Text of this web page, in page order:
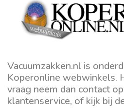
Vacuumzakken.nl is
Koperonline webwinkels.
vraag neem dan contact
klantenservice, of kijk bij